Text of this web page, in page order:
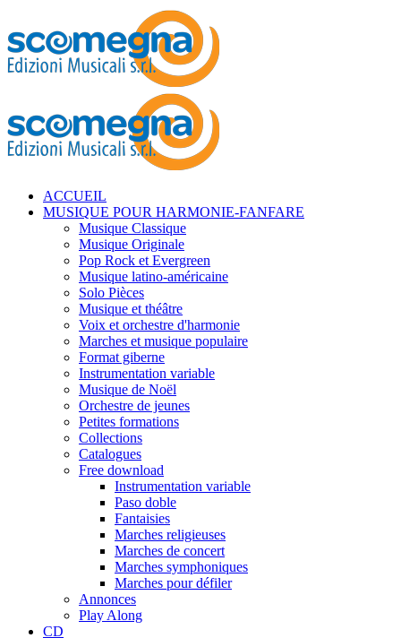
ACCUEIL
MUSIQUE POUR HARMONIE-FANFARE
Musique Classique
Musique Originale
Pop Rock et Evergreen
Musique latino-américaine
Solo Pièces
Musique et théâtre
Voix et orchestre d'harmonie
Marches et musique populaire
Format giberne
Instrumentation variable
Musique de Noël
Orchestre de jeunes
Petites formations
Collections
Catalogues
Free download
Instrumentation variable
Paso doble
Fantaisies
Marches religieuses
Marches de concert
Marches symphoniques
Marches pour défiler
Annonces
Play Along
CD